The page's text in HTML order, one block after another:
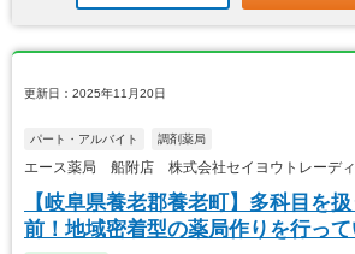
更新日：2025年11月20日
パート・アルバイト 調剤薬局
エース薬局 船附店 株式会社セイヨウトレーディ
【岐阜県養老郡養老町】多科目を
前！地域密着型の薬局作りを行っ